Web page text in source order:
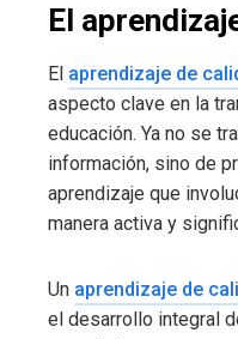
El
El aprendizaje de
aspecto clave en la
educación. Ya no se
información, sino de
aprendizaje que
manera activa y
Un aprendizaje de
el desarrollo integral